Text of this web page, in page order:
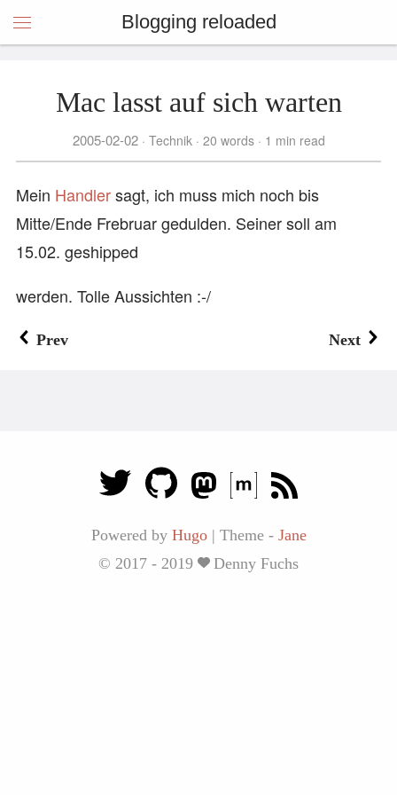
Blogging reloaded
Mac lasst auf sich warten
2005-02-02 Technik 20 words 1 min read
Mein Handlersagt, ich muss mich noch bis
Mitte/Ende Frebruar gedulden. Seiner soll am
15.02. geshipped
werden. Tolle Aussichten :-/
Prev Next
Powered by Hugo | Theme - Jane
© 2017 - 2019
Denny Fuchs